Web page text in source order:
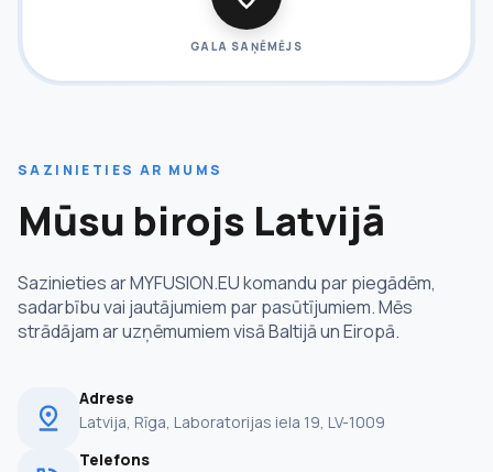
GALA SAŅĒMĒJS
SAZINIETIES AR MUMS
Mūsu birojs Latvijā
Sazinieties ar MYFUSION.EU komandu par piegādēm,
sadarbību vai jautājumiem par pasūtījumiem. Mēs
strādājam ar uzņēmumiem visā Baltijā un Eiropā.
Adrese
Latvija, Rīga, Laboratorijas iela 19, LV-1009
Telefons